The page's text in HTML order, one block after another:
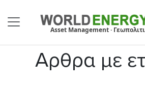
Asset Management ·
Αρθρα με